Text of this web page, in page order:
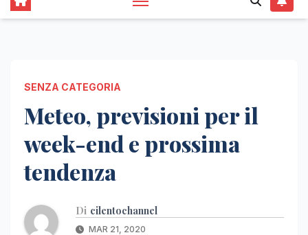
SENZA CATEGORIA
Meteo, previsioni per il
week-end e prossima
tendenza
Di cilentochannel
MAR 21, 2020